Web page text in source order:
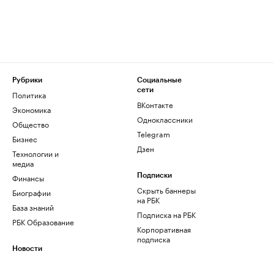
Рубрики
Политика
Экономика
Общество
Бизнес
Технологии и
медиа
Финансы
Биографии
База знаний
РБК Образование
Новости
Социальные
сети
ВКонтакте
Одноклассники
Telegram
Дзен
Подписки
Скрыть баннеры
на РБК
Подписка на РБК
Корпоративная
подписка